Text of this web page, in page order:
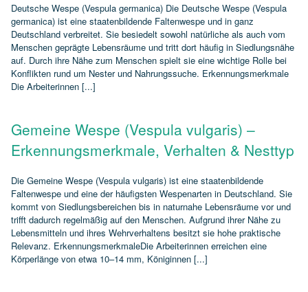
Deutsche Wespe (Vespula germanica) Die Deutsche Wespe (Vespula
germanica) ist eine staatenbildende Faltenwespe und in ganz
Deutschland verbreitet. Sie besiedelt sowohl natürliche als auch vom
Menschen geprägte Lebensräume und tritt dort häufig in Siedlungsnähe
auf. Durch ihre Nähe zum Menschen spielt sie eine wichtige Rolle bei
Konflikten rund um Nester und Nahrungssuche. Erkennungsmerkmale
Die Arbeiterinnen [...]
Gemeine Wespe (Vespula vulgaris) –
Erkennungsmerkmale, Verhalten & Nesttyp
Die Gemeine Wespe (Vespula vulgaris) ist eine staatenbildende
Faltenwespe und eine der häufigsten Wespenarten in Deutschland. Sie
kommt von Siedlungsbereichen bis in naturnahe Lebensräume vor und
trifft dadurch regelmäßig auf den Menschen. Aufgrund ihrer Nähe zu
Lebensmitteln und ihres Wehrverhaltens besitzt sie hohe praktische
Relevanz. ErkennungsmerkmaleDie Arbeiterinnen erreichen eine
Körperlänge von etwa 10–14 mm, Königinnen [...]